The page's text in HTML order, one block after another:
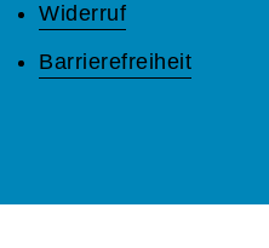
Widerruf
Barrierefreiheit